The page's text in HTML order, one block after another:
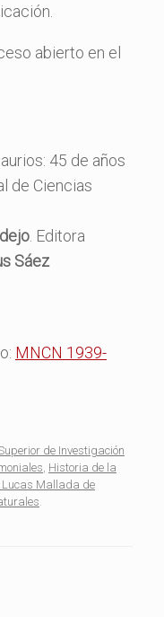
abierto en el
45 de años
de Ciencias
. Editora
Sáez
MNCN 1939-
de Investigación
, Historia de la
Lucas Mallada de
.